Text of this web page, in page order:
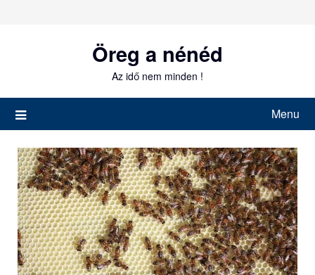
Öreg a nénéd
Az idő nem minden !
Menu